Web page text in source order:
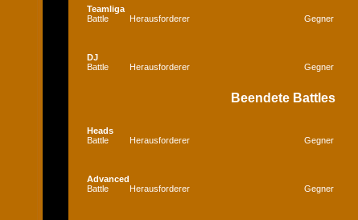
Teamliga
Battle
Herausforderer Gegner
DJ
Battle
Herausforderer Gegner
Beendete Battles
Heads
Battle
Herausforderer Gegner
Advanced
Battle
Herausforderer Gegner